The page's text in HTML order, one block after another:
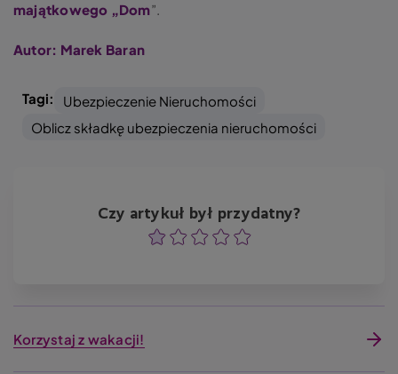
majątkowego „Dom”.
Autor: Marek Baran
Tagi:
Ubezpieczenie Nieruchomości
Oblicz składkę ubezpieczenia nieruchomości
Czy artykuł był przydatny?
OcenaOcenaOcena
OcenaOcena
Korzystaj z wakacji!